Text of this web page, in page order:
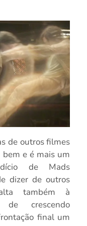
de outros filmes
e é mais um
de Mads
dizer de outros
também à
crescendo
final um